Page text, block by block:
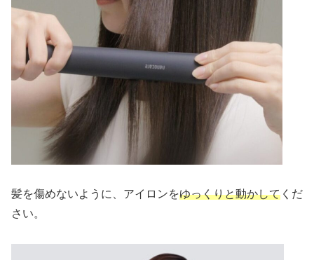
髪を傷めないように、アイロンをゆっくりと動かして くだ
さい。